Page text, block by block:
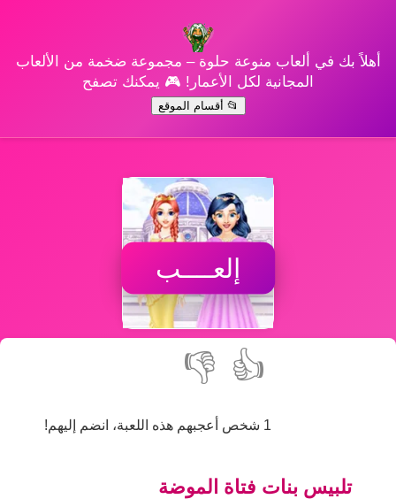
أهلاً بك في ألعاب منوعة حلوة – مجموعة ضخمة من الألعاب
المجانية لكل الأعمار! 🎮 يمكنك تصفح
📂 أقسام الموقع
إلعــــب
👍
👎
1 شخص أعجبهم هذه اللعبة، انضم إليهم!
تلبيس بنات فتاة الموضة